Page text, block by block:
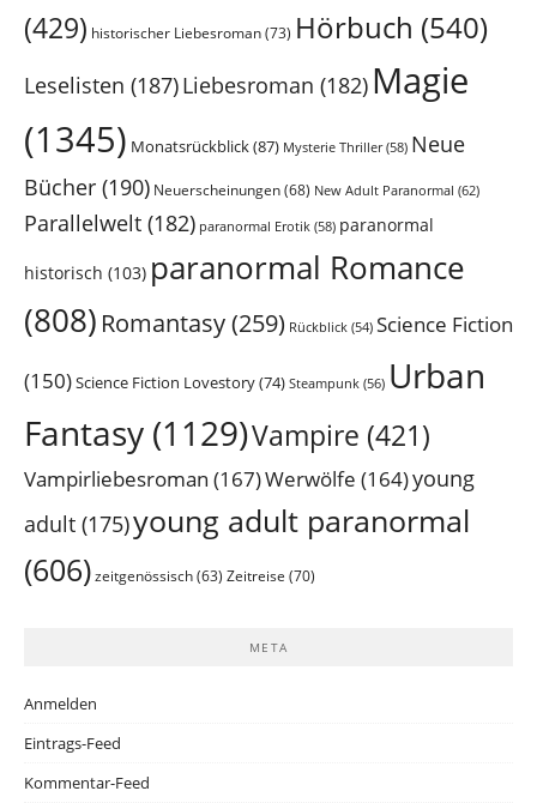
(429) historischer Liebesroman(73) Hörbuch (540)
Leselisten (187)Liebesroman (182) Magie
(1345) Monatsrückblick(87) Mysterie Thriller(58) Neue
Bücher (190) Neuerscheinungen(68) New Adult Paranormal (62)
Parallelwelt (182) paranormal Erotik (58) paranormal
historisch (103) paranormal Romance
(808) Romantasy(259) Rückblick (54) Science Fiction
(150)Science Fiction Lovestory(74) Steampunk (56) Urban
Fantasy (1129)Vampire (421)
Vampirliebesroman (167)Werwölfe (164)young
adult (175)young adult paranormal
(606) zeitgenössisch (63) Zeitreise (70)
META
Anmelden
Eintrags-Feed
Kommentar-Feed